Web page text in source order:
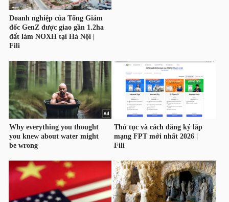
LIỆU
CÔNG
NGHIỆP
TIÊU
DÙNG
KHÔNG
THIẾT